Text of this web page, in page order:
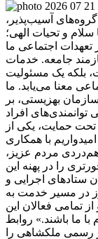
گروه‌های آسیب‌پذیر،
سلام و تحیات الهی؛
اجتماعی ما
جامعه. خدمات
بلکه یک مسئولیت
معنا می‌یابد. ما
بهزیستی، بر
توانمندی‌های افراد
تحت حمایت، یکی از
با همکاری
مردم عزیز،
را در پهنه این
ستادهای اجرایی و
در مسیر خدمت به
تمامی فعالان این
ما باشند.» روابط
رسمی ملکشاهی را